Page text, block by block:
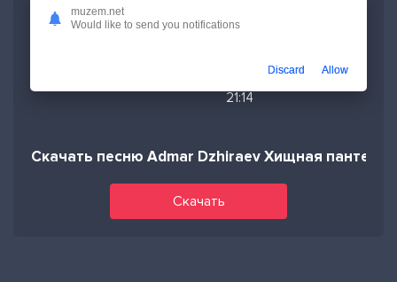
Размер файла:
21:14
Скачать песню Admar Dzhiraev Хищная пантера
Скачать
muzem.net
Would like to send you notifications
Discard Allow